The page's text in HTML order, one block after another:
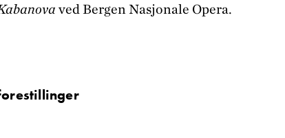
ved Bergen Nasjonale Opera.